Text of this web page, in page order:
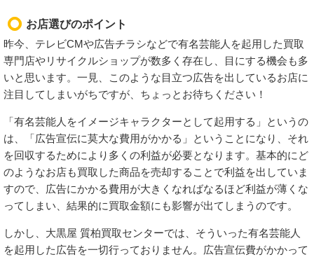
お店選びのポイント
昨今、テレビCMや広告チラシなどで有名芸能人を起用した買取
専門店やリサイクルショップが数多く存在し、目にする機会も多
いと思います。一見、このような目立つ広告を出しているお店に
注目してしまいがちですが、ちょっとお待ちください！
「有名芸能人をイメージキャラクターとして起用する」というの
は、「広告宣伝に莫大な費用がかかる」ということになり、それ
を回収するためにより多くの利益が必要となります。基本的にど
のようなお店も買取した商品を売却することで利益を出していま
すので、広告にかかる費用が大きくなればなるほど利益が薄くな
ってしまい、結果的に買取金額にも影響が出てしまうのです。
しかし、大黒屋 質柏買取センターでは、そういった有名芸能人
を起用した広告を一切行っておりません。広告宣伝費がかかって